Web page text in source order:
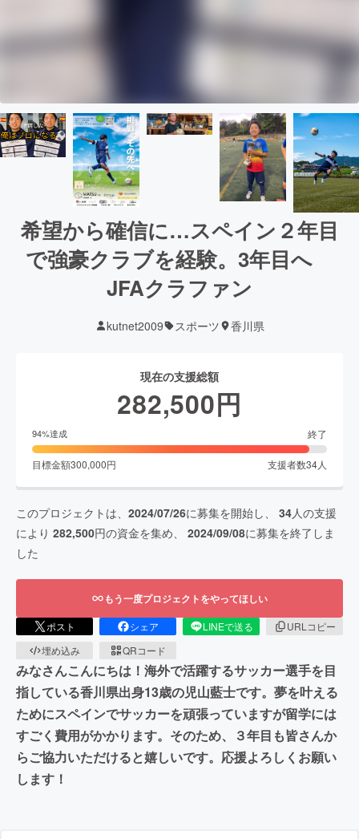
希望から確信に…スペイン２年目
で強豪クラブを経験。3年目へ
JFAクラファン
kutnet2009 スポーツ 香川県
現在の支援総額
282,500円
94%達成 終了
目標金額300,000円 支援者数34人
このプロジェクトは、 2024/07/26に募集を開始し、 34人の支援
により 282,500円の資金を集め、 2024/09/08に募集を終了しま
した
もう一度プロジェクトをやってほしい
ポスト シェア LINEで送る
URLコピー
埋め込み
QRコード
みなさんこんにちは！海外で活躍するサッカー選手を目
指している香川県出身13歳の児山藍士です。夢を叶える
ためにスペインでサッカーを頑張っていますが留学には
すごく費用がかかります。そのため、３年目も皆さんか
らご協力いただけると嬉しいです。応援よろしくお願い
します！